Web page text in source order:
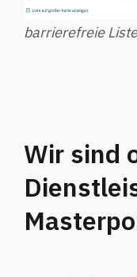
barrierefreie
Wir sind